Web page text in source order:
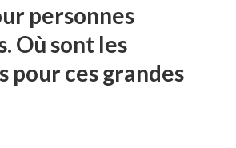
personnes
Où sont les
pour ces grandes